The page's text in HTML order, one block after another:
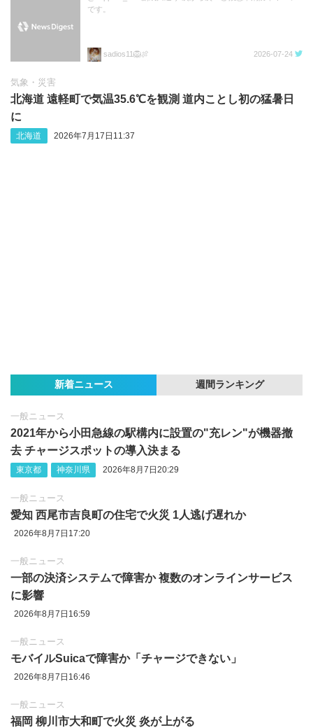
です。
sadios11🦁🍖 2026-07-24
気象・災害
北海道 遠軽町で気温35.6℃を観測 道内ことし初の猛暑日
に
北海道 2026年7月17日11:37
新着ニュース 週間ランキング
一般ニュース
2021年から小田急線の駅構内に設置の"充レン"が機器撤
去 チャージスポットの導入決まる
東京都 神奈川県 2026年8月7日20:29
一般ニュース
愛知 西尾市吉良町の住宅で火災 1人逃げ遅れか
2026年8月7日17:20
一般ニュース
一部の決済システムで障害か 複数のオンラインサービス
に影響
2026年8月7日16:59
一般ニュース
モバイルSuicaで障害か「チャージできない」
2026年8月7日16:46
一般ニュース
福岡 柳川市大和町で火災 炎が上がる